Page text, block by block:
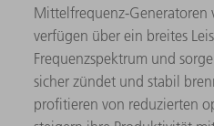
Mittelfrequenz-Generatoren
verfügen über ein breites
Frequenzspektrum und
sicher zündet und stabil
profitieren von reduzierten